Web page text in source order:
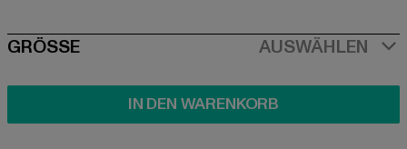
SIZE
GRÖSSE AUSWÄHLEN
IN DEN WARENKORB